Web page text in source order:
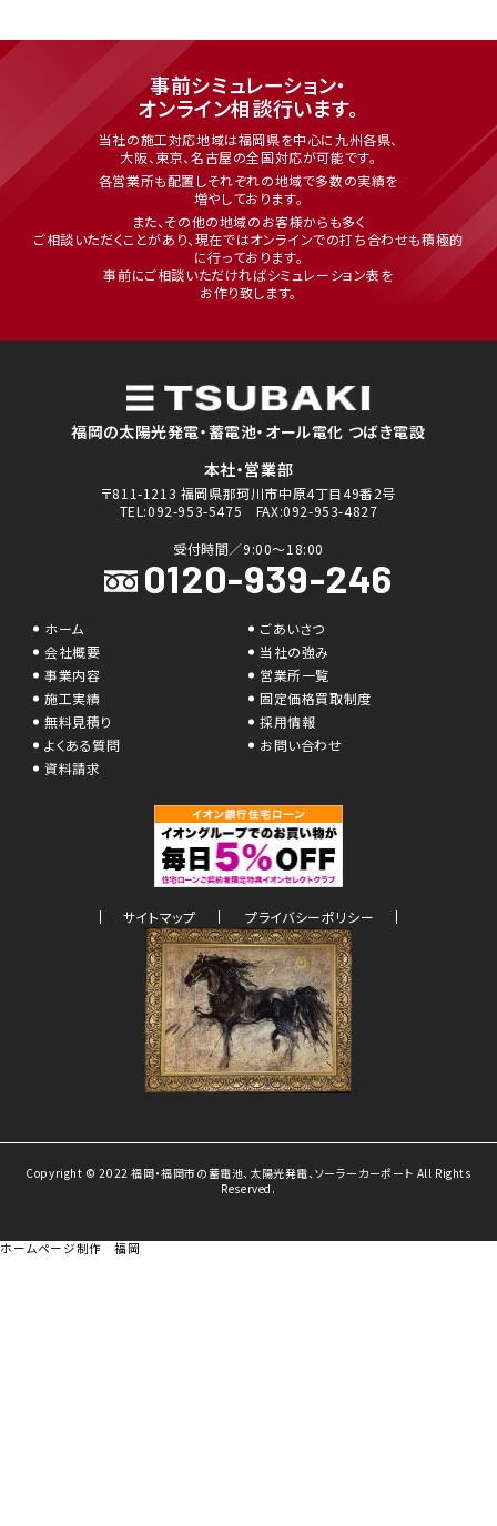
事前シミュレーション・
オンライン相談行います。
当社の施工対応地域は福岡県を中心に九州各県、
大阪、東京、名古屋の全国対応が可能です。
各営業所も配置しそれぞれの地域で多数の実績を
増やしております。
また、その他の地域のお客様からも多く
ご相談いただくことがあり、現在ではオンラインでの打ち合わせも積極的
に行っております。
事前にご相談いただければシミュレーション表を
お作り致します。
福岡の太陽光発電・蓄電池・オール電化 つばき電設
本社・営業部
TEL:092-953-5475 FAX:092-953-4827
受付時間／9:00〜18:00
0120-939-246
ごあいさつ
事業内容
営業所一覧
施工実績
固定価格買取制度
無料見積り
採用情報
よくある質問
お問い合わせ
資料請求
サイトマップ プライバシーポリシー